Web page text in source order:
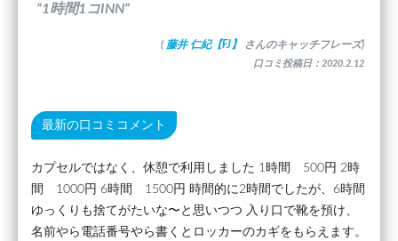
”1時間1コINN”
( 藤井 仁紀【FJ】 さんのキャッチフレーズ)
口コミ投稿日：2020.2.12
最新の口コミコメント
カプセルではなく、休憩で利用しました 1時間 500円 2時
間 1000円 6時間 1500円 時間的に2時間でしたが、6時間
ゆっくりも捨てがたいな〜と思いつつ 入り口で靴を預け、
名前やら電話番号やら書くとロッカーのカギをもらえます。